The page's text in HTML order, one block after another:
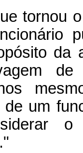
tornou
da
de um